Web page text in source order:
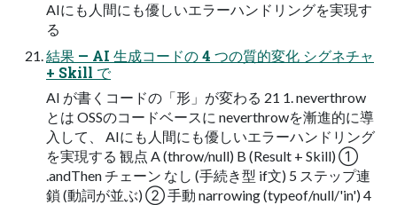
AIにも人間にも優しいエラーハンドリングを実現す
る
結果 — AI 生成コードの 4 つの質的変化 シグネチャ
+ Skill で
AI が書くコードの「形」が変わる 21 1. neverthrow
とは OSSのコードベースに neverthrowを漸進的に導
入して、 AIにも人間にも優しいエラーハンドリング
を実現する 観点 A (throw/null) B (Result + Skill) ①
.andThen チェーン なし (手続き型 if文) 5 ステップ連
鎖 (動詞が並ぶ) ② 手動 narrowing (typeof/null/'in') 4